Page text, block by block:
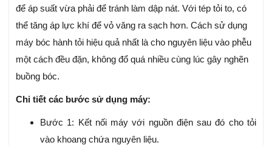
để áp suất vừa phải để tránh làm dập nát. Với tép tỏi to, có
thể tăng áp lực khí để vỏ văng ra sạch hơn. Cách sử dụng
máy bóc hành tỏi hiệu quả nhất là cho nguyên liệu vào phễu
một cách đều đặn, không đổ quá nhiều cùng lúc gây nghẽn
buồng bóc.
Chi tiết các bước sử dụng máy:
Bước 1: Kết nối máy với nguồn điện sau đó cho tỏi
vào khoang chứa nguyên liệu.